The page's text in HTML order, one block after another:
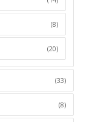
(8)
(20)
(33)
(8)